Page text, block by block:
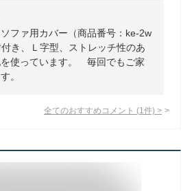
ファ用カバー（商品番号：ke-2w
き、Ｌ字型、ストレッチ性のあ
使っています。 毎回でもご家
。
全てのおすすめコメント (1 件) >